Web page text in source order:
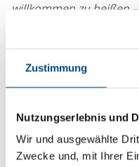
Zustimmung
Nutzungserlebnis und
Wir und ausgewählte
Zwecke und, mit Ihrer
willkommen zu heißen
neuen Standort ohne
Prüfungen nach GLP